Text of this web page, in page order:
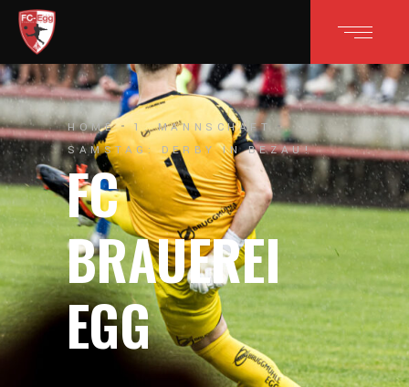
HOME
1. MANNSCHAFT
SAMSTAG: DERBY IN BEZAU!
FC
BRAUEREI
EGG